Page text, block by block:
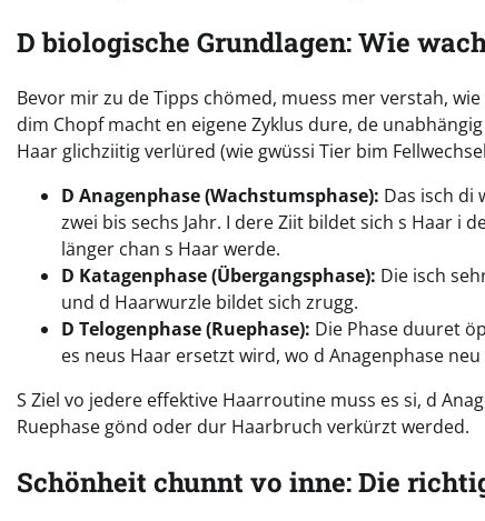
D biologische Grundlagen: Wie
Bevor mir zu de Tipps chömed, muess mer verstah,
dim Chopf macht en eigene Zyklus dure, de
Haar glichziitig verlüred (wie gwüssi Tier bim
D Anagenphase (Wachstumsphase): Das isch di
zwei bis sechs Jahr. I dere Ziit bildet sich s Haar i
länger chan s Haar werde.
D Katagenphase (Übergangsphase): Die isch
und d Haarwurzle bildet sich zrugg.
D Telogenphase (Ruephase): Die Phase duuret
es neus Haar ersetzt wird, wo d Anagenphase
S Ziel vo jedere effektive Haarroutine muss es si, d
Ruephase gönd oder dur Haarbruch verkürzt werded.
Schönheit chunnt vo inne: Die